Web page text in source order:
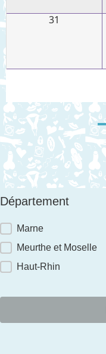
31
Département
Département
Marne
Meurthe et Moselle
Haut-Rhin